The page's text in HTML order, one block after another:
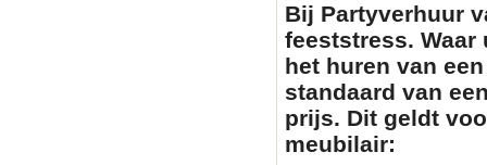
Bij Partyverhuur
feeststress.
het huren van
standaard van
prijs. Dit geldt
meubilair: